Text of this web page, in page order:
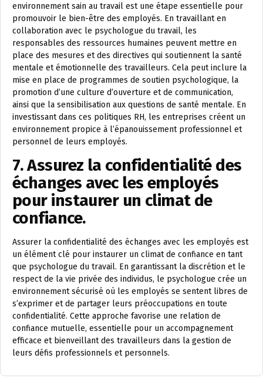
environnement sain au travail est une étape essentielle pour
promouvoir le bien-être des employés. En travaillant en
collaboration avec le psychologue du travail, les
responsables des ressources humaines peuvent mettre en
place des mesures et des directives qui soutiennent la santé
mentale et émotionnelle des travailleurs. Cela peut inclure la
mise en place de programmes de soutien psychologique, la
promotion d’une culture d’ouverture et de communication,
ainsi que la sensibilisation aux questions de santé mentale. En
investissant dans ces politiques RH, les entreprises créent un
environnement propice à l’épanouissement professionnel et
personnel de leurs employés.
7. Assurez la confidentialité des
échanges avec les employés
pour instaurer un climat de
confiance.
Assurer la confidentialité des échanges avec les employés est
un élément clé pour instaurer un climat de confiance en tant
que psychologue du travail. En garantissant la discrétion et le
respect de la vie privée des individus, le psychologue crée un
environnement sécurisé où les employés se sentent libres de
s’exprimer et de partager leurs préoccupations en toute
confidentialité. Cette approche favorise une relation de
confiance mutuelle, essentielle pour un accompagnement
efficace et bienveillant des travailleurs dans la gestion de
leurs défis professionnels et personnels.